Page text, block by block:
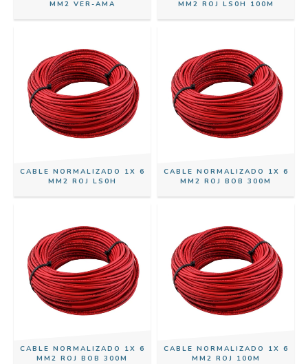
MM2 VER-AMA
MM2 ROJ LS0H 100M
CABLE NORMALIZADO 1X 6
MM2 ROJ LS0H
CABLE NORMALIZADO 1X 6
MM2 ROJ BOB 300M
CABLE NORMALIZADO 1X 6
MM2 ROJ BOB 300M
CABLE NORMALIZADO 1X 6
MM2 ROJ 100M